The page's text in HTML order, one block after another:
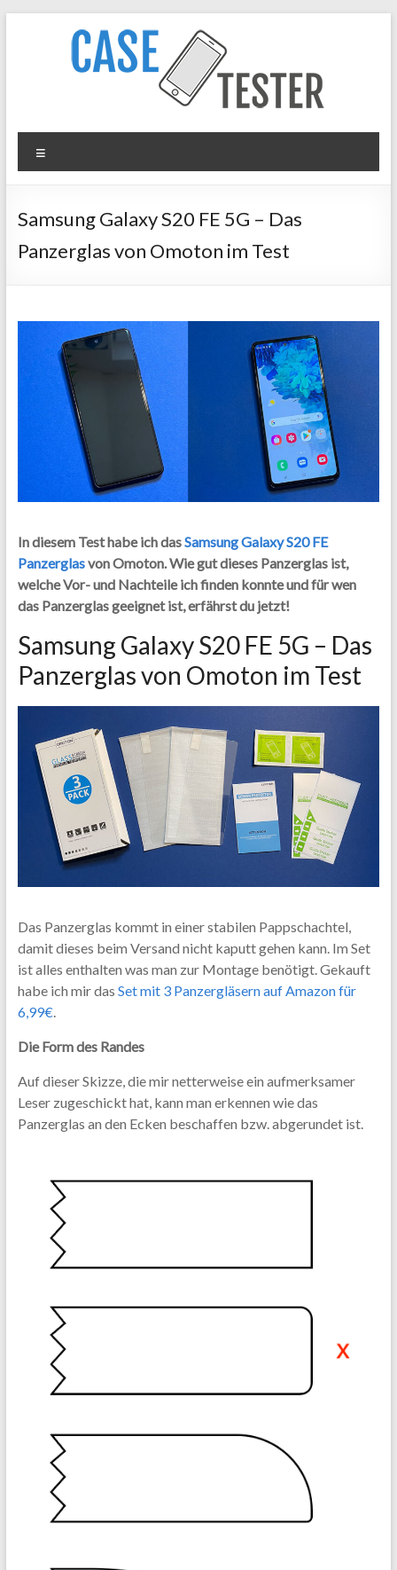
Case
Tester
Hüllen
&
Samsung Galaxy S20 FE 5G – Das
Panzerglas von Omoton im Test
In diesem Test habe ich dasSamsung Galaxy S20 FE
Panzerglasvon Omoton. Wie gut dieses Panzerglas ist,
welche Vor- und Nachteile ich finden konnte und für wen
das Panzerglas geeignet ist, erfährst du jetzt!
Samsung Galaxy S20 FE 5G – Das
Panzerglas von Omoton im Test
Das Panzerglas kommt in einer stabilen Pappschachtel,
damit dieses beim Versand nicht kaputt gehen kann. Im Set
ist alles enthalten was man zur Montage benötigt. Gekauft
habe ich mir das Set mit 3 Panzergläsern auf Amazon für
6,99€.
Die Form des Randes
Auf dieser Skizze, die mir netterweise ein aufmerksamer
Leser zugeschickt hat, kann man erkennen wie das
Panzerglas an den Ecken beschaffen bzw. abgerundet ist.